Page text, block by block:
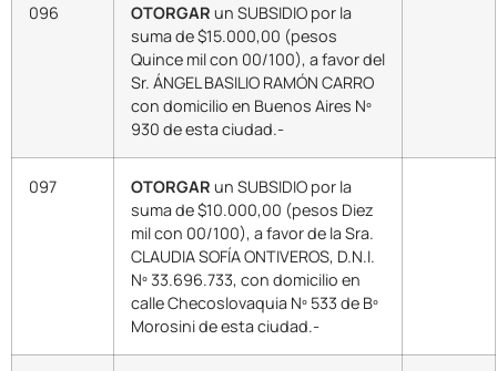
096 OTORGAR un SUBSIDIO por la
suma de $15.000,00 (pesos
Quince mil con 00/100), a favor del
Sr. ÁNGEL BASILIO RAMÓN CARRO
con domicilio en Buenos Aires Nº
930 de esta ciudad.-
097 OTORGAR un SUBSIDIO por la
suma de $10.000,00 (pesos Diez
mil con 00/100), a favor de la Sra.
CLAUDIA SOFÍA ONTIVEROS, D.N.I.
Nº 33.696.733, con domicilio en
calle Checoslovaquia Nº 533 de Bº
Morosini de esta ciudad.-